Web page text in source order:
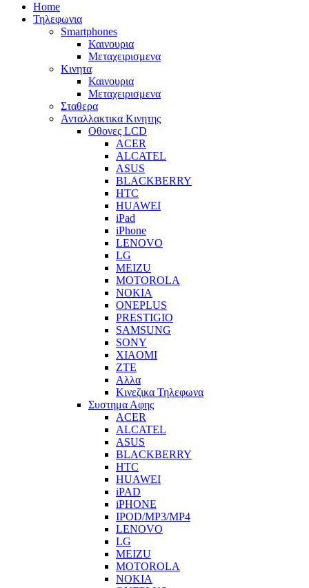
Home
Τηλεφωνια
Smartphones
Καινουρια
Μεταχειρισμενα
Κινητα
Καινουρια
Μεταχειρισμενα
Σταθερα
Ανταλλακτικα Κινητης
Οθονες LCD
ACER
ALCATEL
ASUS
BLACKBERRY
HTC
HUAWEI
iPad
iPhone
LENOVO
LG
MEIZU
MOTOROLA
NOKIA
ONEPLUS
PRESTIGIO
SAMSUNG
SONY
XIAOMI
ZTE
Αλλα
Κινεζικα Τηλεφωνα
Συστημα Αφης
ACER
ALCATEL
ASUS
BLACKBERRY
HTC
HUAWEI
iPAD
iPHONE
IPOD/MP3/MP4
LENOVO
LG
MEIZU
MOTOROLA
NOKIA